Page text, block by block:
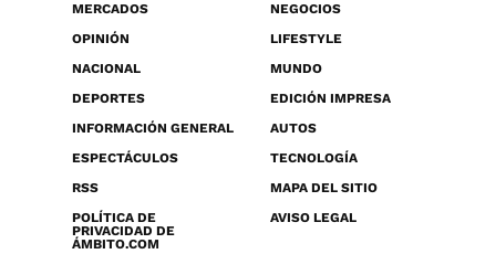
MERCADOS
NEGOCIOS
OPINIÓN
LIFESTYLE
NACIONAL
MUNDO
DEPORTES
EDICIÓN IMPRESA
INFORMACIÓN GENERAL
AUTOS
ESPECTÁCULOS
TECNOLOGÍA
RSS
MAPA DEL SITIO
POLÍTICA DE
PRIVACIDAD DE
ÁMBITO.COM
AVISO LEGAL